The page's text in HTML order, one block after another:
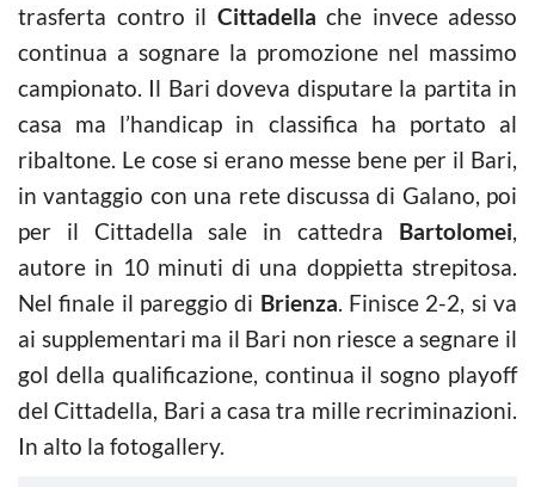
trasferta contro il Cittadella che invece adesso
continua a sognare la promozione nel massimo
campionato. Il Bari doveva disputare la partita in
casa ma l’handicap in classifica ha portato al
ribaltone. Le cose si erano messe bene per il Bari,
in vantaggio con una rete discussa di Galano, poi
per il Cittadella sale in cattedra Bartolomei,
autore in 10 minuti di una doppietta strepitosa.
Nel finale il pareggio di Brienza. Finisce 2-2, si va
ai supplementari ma il Bari non riesce a segnare il
gol della qualificazione, continua il sogno playoff
del Cittadella, Bari a casa tra mille recriminazioni.
In alto la fotogallery.